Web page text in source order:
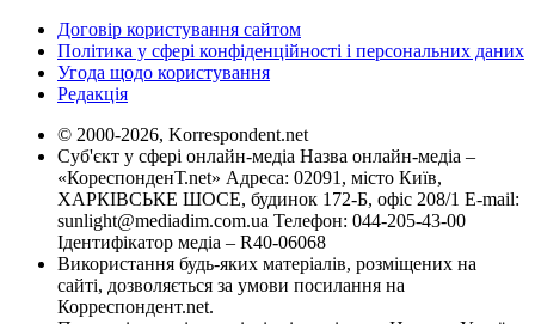
Договір користування сайтом
Політика у сфері конфіденційності і персональних даних
Угода щодо користування
Редакція
© 2000-2026, Korrespondent.net
Суб'єкт у сфері онлайн-медіа Назва онлайн-медіа –
«КореспонденТ.net» Адреса: 02091, місто Київ,
ХАРКІВСЬКЕ ШОСЕ, будинок 172-Б, офіс 208/1 E-mail:
sunlight@mediadim.com.ua Телефон: 044-205-43-00
Ідентифікатор медіа – R40-06068
Використання будь-яких матеріалів, розміщених на
сайті, дозволяється за умови посилання на
Корреспондент.net.